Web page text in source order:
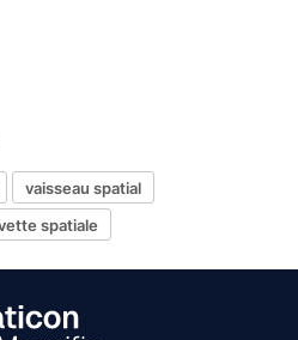
vaisseau spatial
spatiale